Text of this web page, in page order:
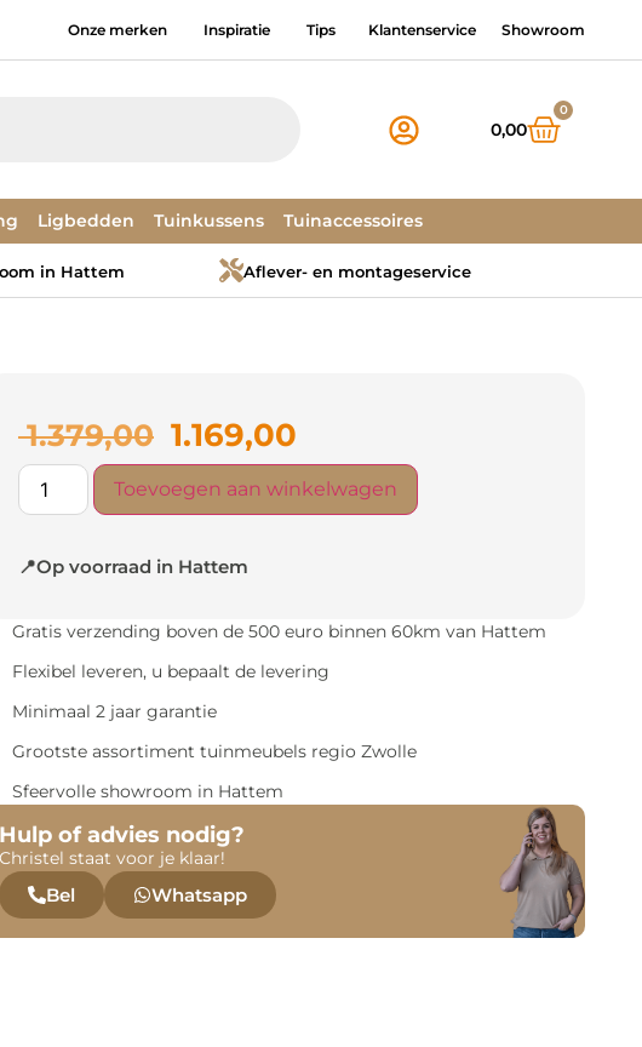
Onze merken Inspiratie Tips Klantenservice Showroom
0,00
0
Ligbedden Tuinkussens Tuinaccessoires
in Hattem Aflever- en montageservice
1.379,00 1.169,00
Toevoegen aan winkelwagen
📍Op voorraad in Hattem
Gratis verzending boven de 500 euro binnen 60km van Hattem
Flexibel leveren, u bepaalt de levering
Minimaal 2 jaar garantie
Grootste assortiment tuinmeubels regio Zwolle
Sfeervolle showroom in Hattem
Hulp of advies nodig?
Christel staat voor je klaar!
Bel Whatsapp